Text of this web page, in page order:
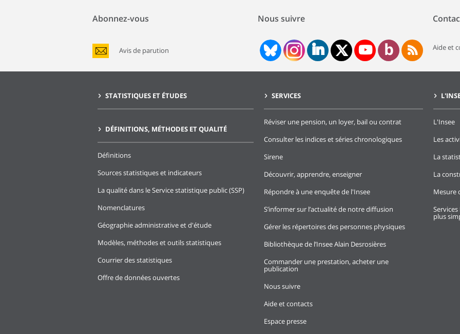
Abonnez-vous
Avis de parution
Nous suivre
Aide et
STATISTIQUES ET ÉTUDES
DÉFINITIONS, MÉTHODES ET QUALITÉ
Définitions
Sources statistiques et indicateurs
La qualité dans le Service statistique public (SSP)
Nomenclatures
Géographie administrative et d'étude
Modèles, méthodes et outils statistiques
Courrier des statistiques
Offre de données ouvertes
SERVICES
Réviser une pension, un loyer, bail ou contrat
Consulter les indices et séries chronologiques
Sirene
Découvrir, apprendre, enseigner
Répondre à une enquête de l'Insee
S’informer sur l’actualité de notre diffusion
Gérer les répertoires des personnes physiques
Bibliothèque de l’Insee Alain Desrosières
Commander une prestation, acheter une
publication
Nous suivre
Aide et contacts
Espace presse
L'Insee
Les
La
La
Mesure
plus